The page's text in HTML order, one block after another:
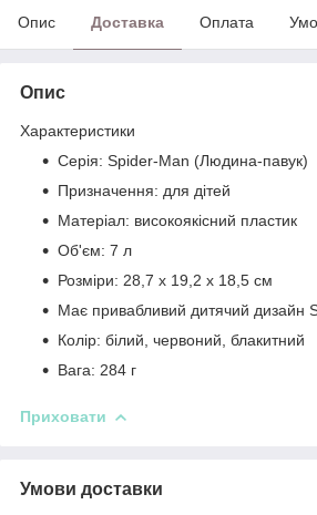
Опис Доставка Оплата
Опис
Характеристики
Серія: Spider-Man (Людина-павук)
Призначення: для дітей
Матеріал: високоякісний пластик
Об'єм: 7 л
Розміри: 28,7 х 19,2 х 18,5 см
Має привабливий дитячий дизайн
Колір: білий, червоний, блакитний
Вага: 284 г
Приховати
Умови доставки